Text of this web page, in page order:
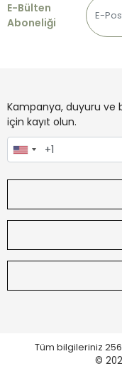
E-Bülten
Aboneliği
Kampanya, duyuru ve
için kayıt olun.
Tüm bilgileriniz
©